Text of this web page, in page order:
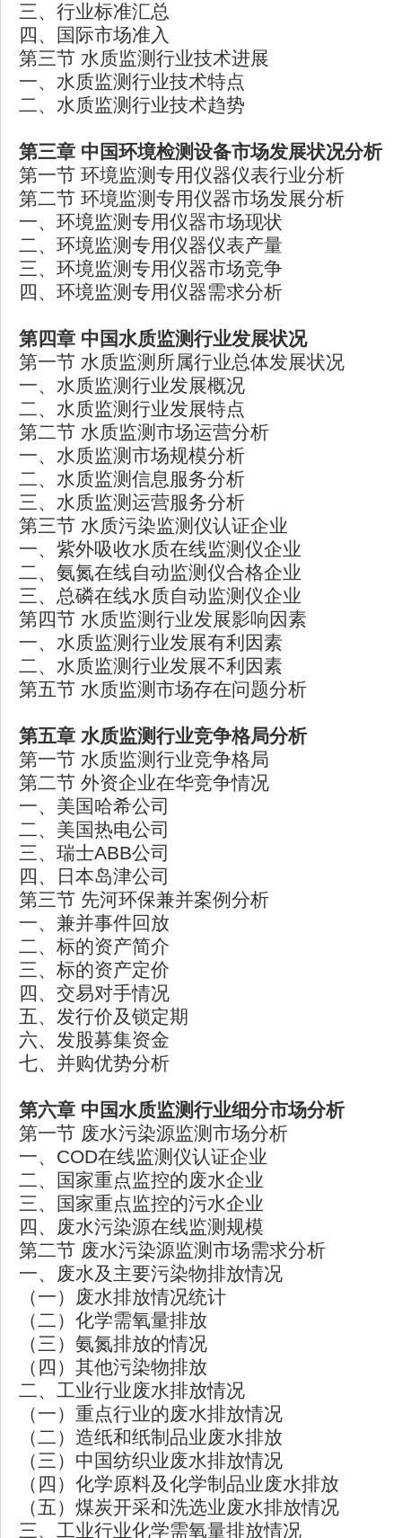
三、行业标准汇总
四、国际市场准入
第三节 水质监测行业技术进展
一、水质监测行业技术特点
二、水质监测行业技术趋势
第三章 中国环境检测设备市场发展状况分析
第一节 环境监测专用仪器仪表行业分析
第二节 环境监测专用仪器市场发展分析
一、环境监测专用仪器市场现状
二、环境监测专用仪器仪表产量
三、环境监测专用仪器市场竞争
四、环境监测专用仪器需求分析
第四章 中国水质监测行业发展状况
第一节 水质监测所属行业总体发展状况
一、水质监测行业发展概况
二、水质监测行业发展特点
第二节 水质监测市场运营分析
一、水质监测市场规模分析
二、水质监测信息服务分析
三、水质监测运营服务分析
第三节 水质污染监测仪认证企业
一、紫外吸收水质在线监测仪企业
二、氨氮在线自动监测仪合格企业
三、总磷在线水质自动监测仪企业
第四节 水质监测行业发展影响因素
一、水质监测行业发展有利因素
二、水质监测行业发展不利因素
第五节 水质监测市场存在问题分析
第五章 水质监测行业竞争格局分析
第一节 水质监测行业竞争格局
第二节 外资企业在华竞争情况
一、美国哈希公司
二、美国热电公司
三、瑞士ABB公司
四、日本岛津公司
第三节 先河环保兼并案例分析
一、兼并事件回放
二、标的资产简介
三、标的资产定价
四、交易对手情况
五、发行价及锁定期
六、发股募集资金
七、并购优势分析
第六章 中国水质监测行业细分市场分析
第一节 废水污染源监测市场分析
一、COD在线监测仪认证企业
二、国家重点监控的废水企业
三、国家重点监控的污水企业
四、废水污染源在线监测规模
第二节 废水污染源监测市场需求分析
一、废水及主要污染物排放情况
（一）废水排放情况统计
（二）化学需氧量排放
（三）氨氮排放的情况
（四）其他污染物排放
二、工业行业废水排放情况
（一）重点行业的废水排放情况
（二）造纸和纸制品业废水排放
（三）中国纺织业废水排放情况
（四）化学原料及化学制品业废水排放
（五）煤炭开采和洗选业废水排放情况
三、工业行业化学需氧量排放情况